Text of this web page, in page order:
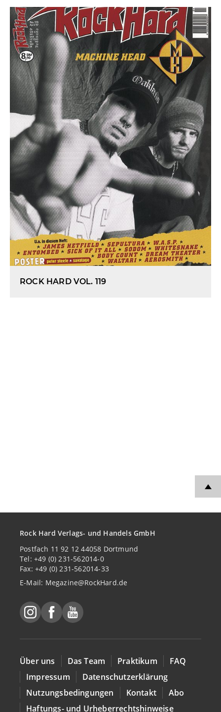
ROCK HARD VOL. 119
Rock Hard Verlags- und Handels GmbH
Postfach 11 92 12 44058 Dortmund
Tel: +49 (0) 231-562014-0
Fax: +49 (0) 231-562014-33
E-Mail: Megazine@RockHard.de
Über uns Das Team Praktikum
FAQ
Impressum
Datenschutzerklärung
Nutzungsbedingungen
Kontakt
Abo
Haftungs- und Urheberrechtshinweise